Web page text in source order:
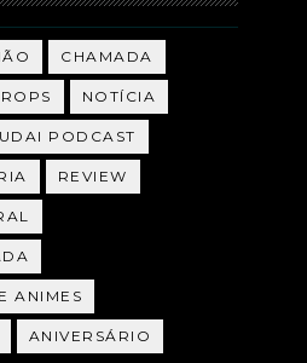
CHAMADA
NOTÍCIA
PODCAST
REVIEW
ANIMES
ANIVERSÁRIO